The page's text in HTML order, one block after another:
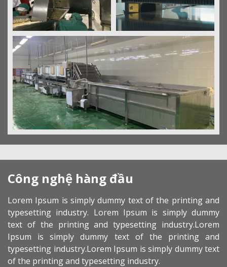
Công nghệ hàng đầu
Lorem Ipsum is simply dummy text of the printing and
typesetting industry. Lorem Ipsum is simply dummy
text of the printing and typesetting industry.Lorem
Ipsum is simply dummy text of the printing and
typesetting industry.Lorem Ipsum is simply dummy text
of the printing and typesetting industry.